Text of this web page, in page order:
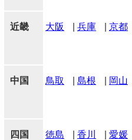
近畿 大阪 兵庫 京都
中国 鳥取 島根 岡山
四国 徳島 香川 愛媛